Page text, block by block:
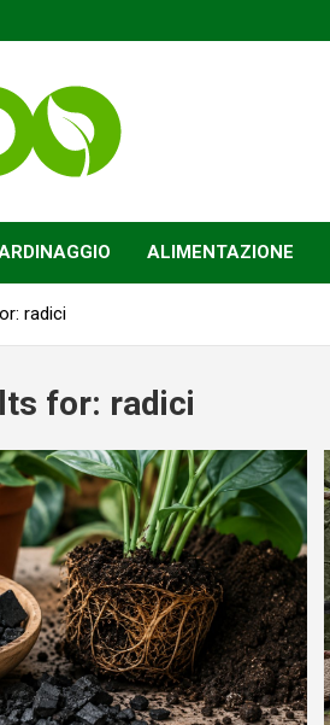
ALIMENTAZIONE
radici
for: radici